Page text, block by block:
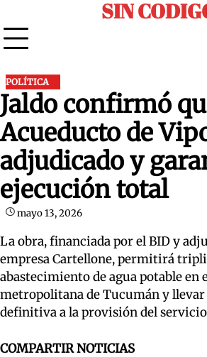
to
content
SIN
POLÍTICA
Jaldo confirmó
Acueducto de
adjudicado y
ejecución total
mayo 13, 2026
La obra, financiada por el BID y
empresa Cartellone, permitirá
abastecimiento de agua potable en
metropolitana de Tucumán y
definitiva a la provisión del servicio
COMPARTIR NOTICIAS